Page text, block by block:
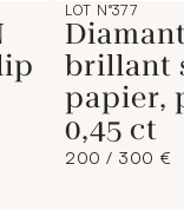
LOT N°377
brillant
papier,
0,45 ct
200 / 300 €